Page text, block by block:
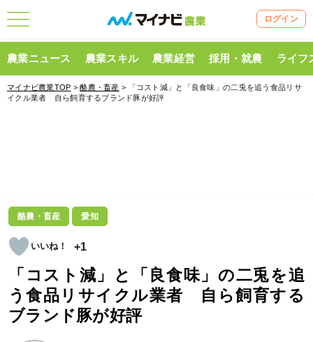
ログイン
農業ニュース 農業スキル 農業経営 採用・就農 ライフ
マイナビ農業TOP >酪農・畜産 > 「コスト減」と「良食味」の二兎を追う食品リサ
イクル業者 自ら飼育するブランド豚が好評
酪農・畜産 愛知
+1
「コスト減」と「良食味」の二兎を追
う食品リサイクル業者 自ら飼育する
ブランド豚が好評